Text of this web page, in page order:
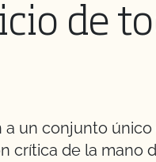
de
un conjunto
crítica de la mano